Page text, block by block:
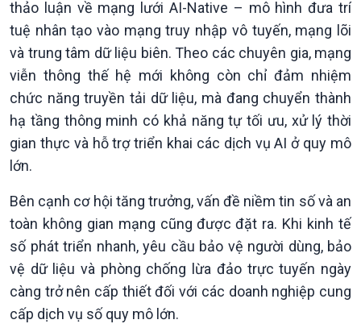
Nam
Xã hội
thảo luận về mạng lưới AI-Native – mô hình đưa trí
tuệ nhân tạo vào mạng truy nhập vô tuyến, mạng lõi
và trung tâm dữ liệu biên. Theo các chuyên gia, mạng
viễn thông thế hệ mới không còn chỉ đảm nhiệm
chức năng truyền tải dữ liệu, mà đang chuyển thành
hạ tầng thông minh có khả năng tự tối ưu, xử lý thời
gian thực và hỗ trợ triển khai các dịch vụ AI ở quy mô
lớn.
Bên cạnh cơ hội tăng trưởng, vấn đề niềm tin số và an
toàn không gian mạng cũng được đặt ra. Khi kinh tế
số phát triển nhanh, yêu cầu bảo vệ người dùng, bảo
vệ dữ liệu và phòng chống lừa đảo trực tuyến ngày
càng trở nên cấp thiết đối với các doanh nghiệp cung
cấp dịch vụ số quy mô lớn.